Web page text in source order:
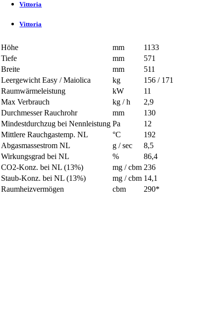
Vittoria
Vittoria
Höhe mm
1133
Tiefe
mm
571
Breite
mm
511
Leergewicht Easy / Maiolica
kg
156 / 171
Raumwärmeleistung
kW
11
Max Verbrauch
kg / h
2,9
Durchmesser Rauchrohr
mm
130
Mindestdurchzug bei Nennleistung Pa
12
Mittlere Rauchgastemp. NL
°C
192
Abgasmassestrom NL
g / sec
8,5
Wirkungsgrad bei NL
%
86,4
CO2-Konz. bei NL (13%)
mg / cbm 236
Staub-Konz. bei NL (13%)
mg / cbm 14,1
Raumheizvermögen
cbm 290*